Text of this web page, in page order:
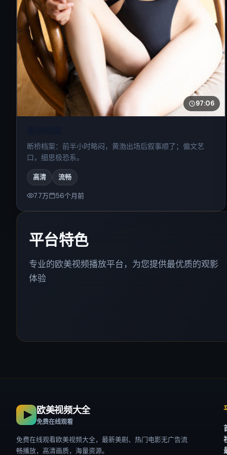
97:06
断桥档案：前半小时略闷，黄渤出场后叙事顺了；偏文艺
口，细思极恐系。
高清 流畅
7.7万 56个月前
平台特色
专业的欧美视频播放平台，为您提供最优质的观影
体验
欧美视频大全
免费在线观看
免费在线观看欧美视频大全，最新美剧、热门电影无广告流
畅播放，高清画质，海量资源。